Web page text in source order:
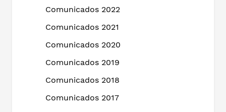
Comunicados 2022
Comunicados 2021
Comunicados 2020
Comunicados 2019
Comunicados 2018
Comunicados 2017